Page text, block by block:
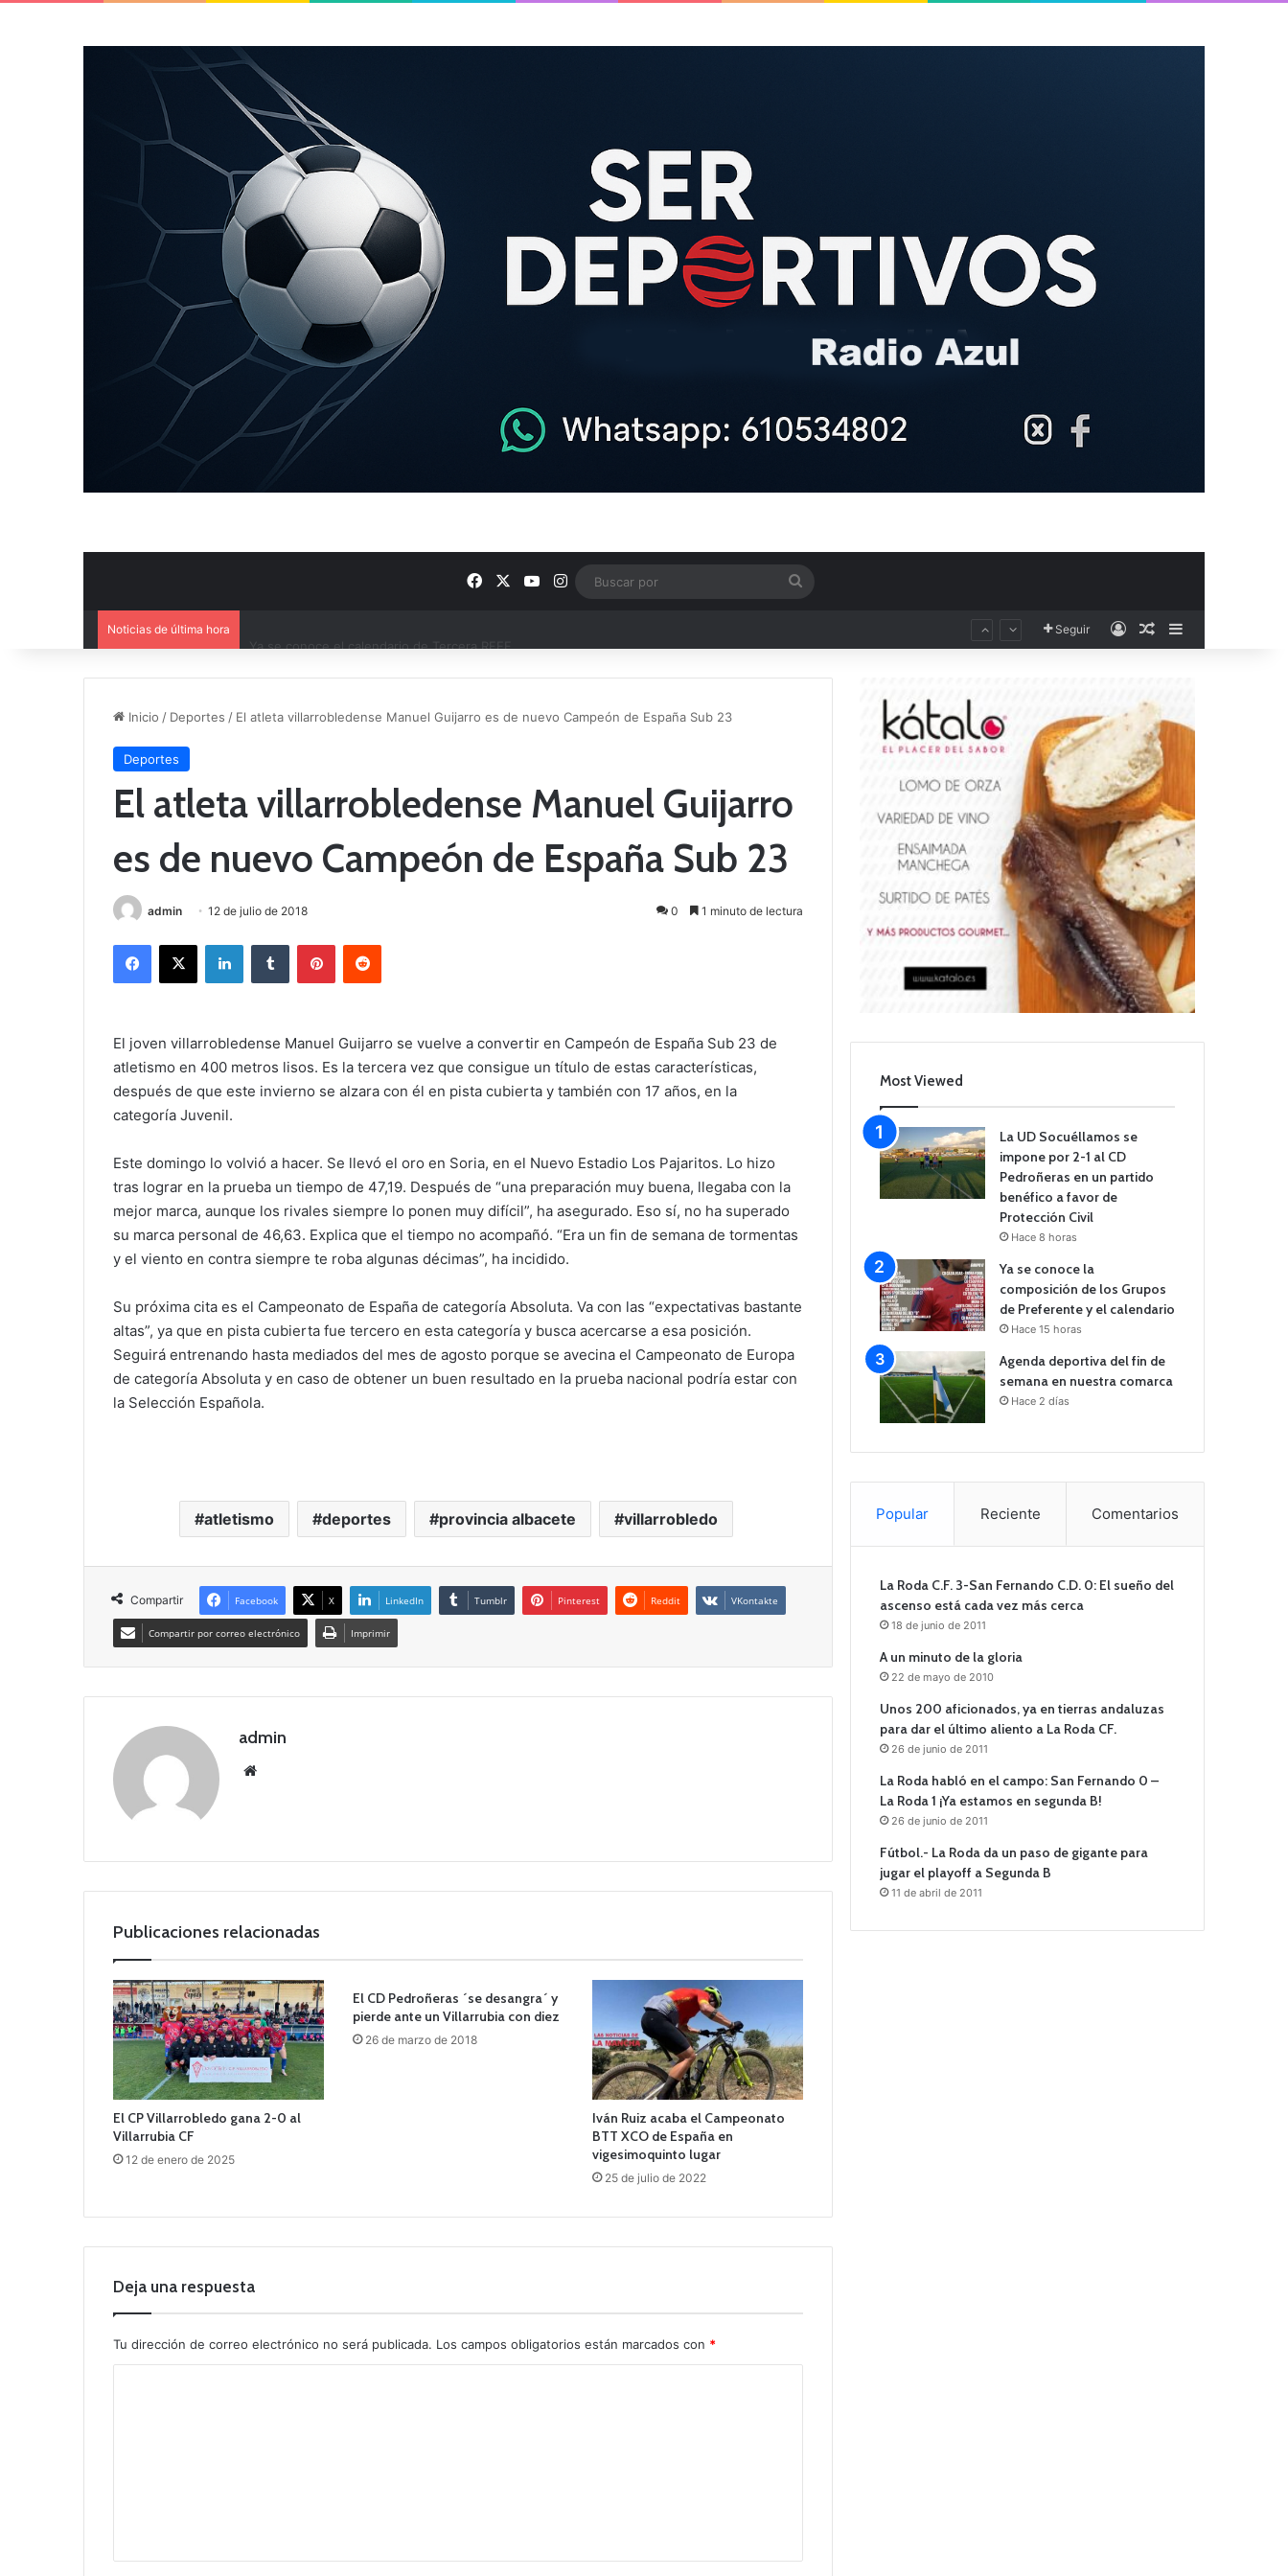
FacebookYouTube
Instagram
Noticias de última hora Seguir AccesoPublicación al
Inicio / Deportes / El atleta villarrobledense Manuel Guijarro es de nuevo Campeón de España Sub 23
Deportes
El atleta villarrobledense Manuel Guijarro
es de nuevo Campeón de España Sub 23
admin 12 de julio de 2018 0 1 minuto de lectura
El joven villarrobledense Manuel Guijarro se vuelve a convertir en Campeón de España Sub 23 de
atletismo en 400 metros lisos. Es la tercera vez que consigue un título de estas características,
después de que este invierno se alzara con él en pista cubierta y también con 17 años, en la
categoría Juvenil.
Este domingo lo volvió a hacer. Se llevó el oro en Soria, en el Nuevo Estadio Los Pajaritos. Lo hizo
tras lograr en la prueba un tiempo de 47,19. Después de “una preparación muy buena, llegaba con la
mejor marca, aunque los rivales siempre lo ponen muy difícil”, ha asegurado. Eso sí, no ha superado
su marca personal de 46,63. Explica que el tiempo no acompañó. “Era un fin de semana de tormentas
y el viento en contra siempre te roba algunas décimas”, ha incidido.
Su próxima cita es el Campeonato de España de categoría Absoluta. Va con las “expectativas bastante
altas”, ya que en pista cubierta fue tercero en esta categoría y busca acercarse a esa posición.
Seguirá entrenando hasta mediados del mes de agosto porque se avecina el Campeonato de Europa
de categoría Absoluta y en caso de obtener un buen resultado en la prueba nacional podría estar con
la Selección Española.
atletismo deportes provincia albacete villarrobledo
Compartir Facebook X LinkedIn Tumblr Pinterest Reddit VKontakte
Compartir por correo electrónico Imprimir
admin
Publicaciones relacionadas
El CP Villarrobledo gana 2-0 al
Villarrubia CF
12 de enero de 2025
El CD Pedroñeras ´se desangra´ y
pierde ante un Villarrubia con diez
26 de marzo de 2018
Iván Ruiz acaba el Campeonato
BTT XCO de España en
vigesimoquinto lugar
25 de julio de 2022
Deja una respuesta
Tu dirección de correo electrónico no será publicada. Los campos obligatorios están marcados con *
Most Viewed
La UD Socuéllamos se
impone por 2-1 al CD
Pedroñeras en un partido
benéfico a favor de
Protección Civil
Hace 8 horas
Ya se conoce la
composición de los Grupos
de Preferente y el calendario
Hace 15 horas
Agenda deportiva del fin de
semana en nuestra comarca
Hace 2 días
Popular Reciente Comentarios
La Roda C.F. 3-San Fernando C.D. 0: El sueño del
ascenso está cada vez más cerca
18 de junio de 2011
A un minuto de la gloria
22 de mayo de 2010
Unos 200 aficionados, ya en tierras andaluzas
para dar el último aliento a La Roda CF.
26 de junio de 2011
La Roda habló en el campo: San Fernando 0 –
La Roda 1 ¡Ya estamos en segunda B!
26 de junio de 2011
Fútbol.- La Roda da un paso de gigante para
jugar el playoff a Segunda B
11 de abril de 2011